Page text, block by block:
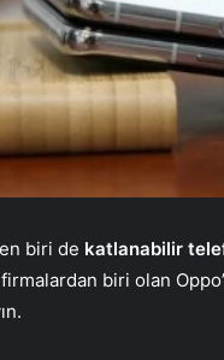
biri de katlanabilir
biri olan